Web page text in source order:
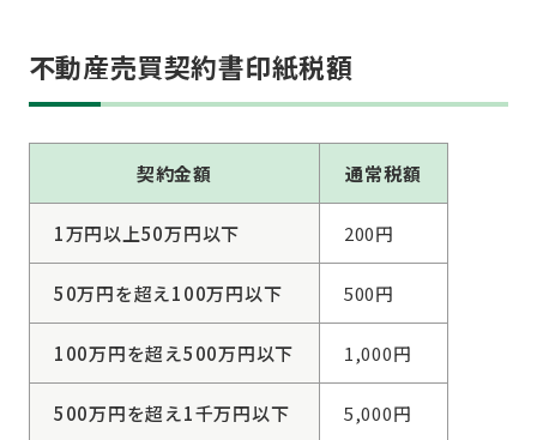
不動産売買契約書印紙税額
契約金額 通常税額
1万円以上50万円以下 200円
50万円を超え100万円以下 500円
100万円を超え500万円以下 1,000円
500万円を超え1千万円以下 5,000円